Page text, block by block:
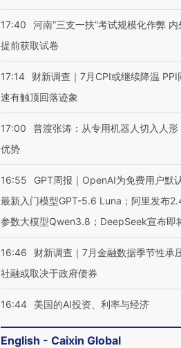
17:40
河南“三支一扶”考试规模化作弊
提前获取试卷
17:14
财新调查｜7月CPI或继续降温 PPI
速有触顶回落迹象
17:00
普渡张涛：从专用机器人切入人形
优势
16:55
GPT周报｜OpenAI为免费用户默
最新入门模型GPT-5.6 Luna；阿里发布
参数大模型Qwen3.8；DeepSeek宣布即
16:46
财新调查｜7月金融数据季节性承
社融或取决于政府债券
16:44 美国的AI投资、利率与经济
English - Caixin Global